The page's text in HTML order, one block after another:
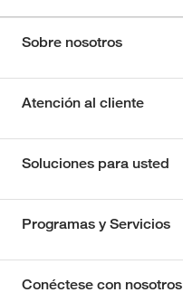
Sobre nosotros
Atención al cliente
Soluciones para usted
Programas y Servicios
Conéctese con nosotros